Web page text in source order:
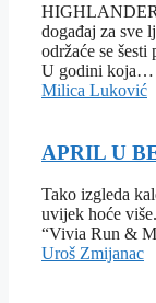
HIGHLANDER
događaj za sve
održaće se
U godini koja…
Milica Luković
APRIL U
Tako izgleda
uvijek hoće
“Vivia Run &
Uroš Zmijanac